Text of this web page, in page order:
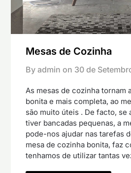
Mesas de Cozinha
By admin on 30 de
As mesas de cozinha tornam
bonita e mais completa, ao
são muito úteis . De facto, se
tiver bancadas pequenas, a
pode-nos ajudar nas tarefas
mesa de cozinha bonita, faz
tenhamos de utilizar tantas